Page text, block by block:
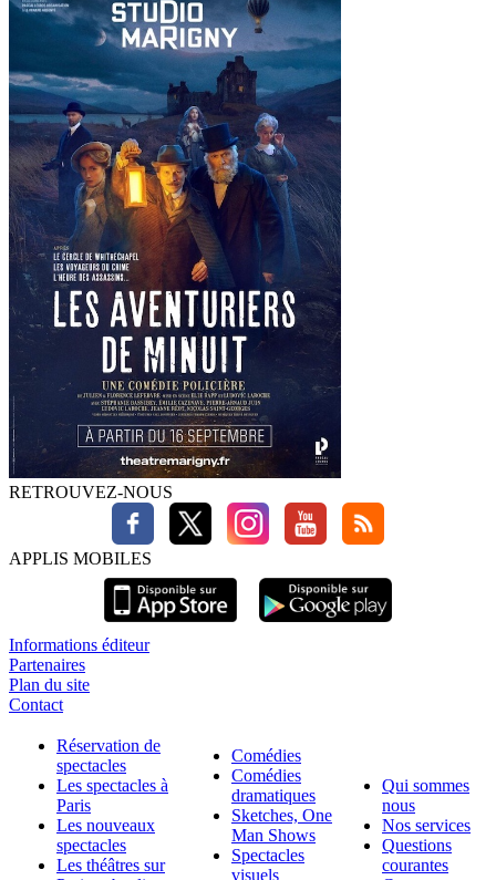
RETROUVEZ-NOUS
APPLIS MOBILES
Informations éditeur
Partenaires
Plan du site
Contact
Réservation de
spectacles
Les spectacles à
Paris
Les nouveaux
spectacles
Les théâtres sur
Comédies
Comédies
dramatiques
Sketches, One
Man Shows
Spectacles
visuels
Qui sommes
nous
Nos services
Questions
courantes